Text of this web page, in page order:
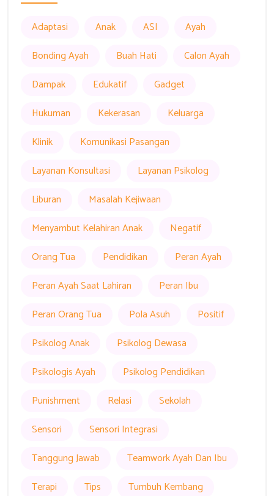
Adaptasi Anak ASI
Ayah
Bonding Ayah
Buah Hati
Calon Ayah
Dampak
Edukatif
Gadget
Hukuman
Kekerasan
Keluarga
Klinik
Komunikasi Pasangan
Layanan Konsultasi
Layanan Psikolog
Liburan
Masalah Kejiwaan
Menyambut Kelahiran Anak
Negatif
Orang Tua
Pendidikan
Peran Ayah
Peran Ayah Saat Lahiran
Peran Ibu
Peran Orang Tua
Pola Asuh
Positif
Psikolog Anak
Psikolog Dewasa
Psikologis Ayah
Psikolog Pendidikan
Punishment
Relasi
Sekolah
Sensori
Sensori Integrasi
Tanggung Jawab
Teamwork Ayah Dan Ibu
Terapi
Tips
Tumbuh Kembang